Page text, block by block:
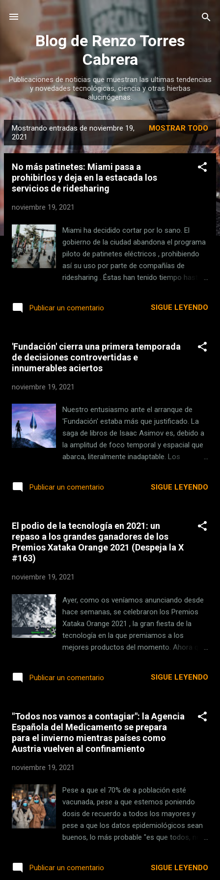
Ir al contenido principal
Blog de Renzo Torres
Cabrera
Publicaciones de noticias que muestran las ultimas tendencias
y novedades tecnológicas, ciencia y otras hierbas
alucinógenas.
E
n
Mostrando entradas de noviembre 19,
2021
MOSTRAR TODO
No más patinetes: Miami pasa a
prohibirlos y deja en la estacada los
servicios de ridesharing
noviembre 19, 2021
Miami ha decidido cortar por lo sano. El
gobierno de la ciudad abandona el programa
piloto de patinetes eléctricos , prohibiendo
así su uso por parte de compañías de
ridesharing . Éstas han tenido tiempo hasta
compartiendo por la ciudad. Fuente de
de varios medios en 2019, cuando tuvo que
retirar todos esos patinetes ante la llegada
de un huracán que podría haber provocado
un scooternado con esos vehículos
los fuertes vientos. La decisión ha sido tan
repentina que ha pillado completamente
desprevenidas a compañías como Lyft , que
tenían en marcha servicios para compartir
esos patinetes en Miami. Caroline
"extremadamente decepcionados"
Publicar un comentario SIGUE LEYENDO
'Fundación' cierra una primera temporada
de decisiones controvertidas e
innumerables aciertos
noviembre 19, 2021
Nuestro entusiasmo ante el arranque de
'Fundación' estaba más que justificado. La
saga de libros de Isaac Asimov es, debido a
la amplitud de foco temporal y espacial que
abarca, literalmente inadaptable. Los
y unos personajes de complejidad suficiente
novelas. Hablábamos de cómo la serie
acertaba al plantear bajar a tierra una serie
de conflictos entre civilizaciones que en las
abstracta, a veces solo contando, por
décadas entre dos planetas. También
juzgamos positivamente que 'Fundación'
arrancara escogiendo unos cuantos
anclajes (Salvor Hardin, Gaal Dornick, Hari
Seldon, el Emperador y poco más) y
la ciencia-ficción telev...
Publicar un comentario SIGUE LEYENDO
El podio de la tecnología en 2021: un
repaso a los grandes ganadores de los
Premios Xataka Orange 2021 (Despeja la X
#163)
noviembre 19, 2021
Ayer, como os veníamos anunciando desde
hace semanas, se celebraron los Premios
Xataka Orange 2021 , la gran fiesta de la
tecnología en la que premiamos a los
mejores productos del momento. Ahora que
mejor de la tecnología en 2021 . Repasamos
hasta el coche más tecnológico, pasando
por el mejor portátil o el videojuego del año.
Para comentar sobre los ganadores hemos
invitado a nuestro 'Despeja la X' a Jose
García ( @josedextro ), editor en Xataka, y un
también editor en Xataka. La producción,
como siempre, corre a cargo del
incombustible Santi Araújo ( @santiaraujo ).
Escucha y suscríbete a 'Despeja la X' A
continuación puedes escuchar el episodio
plataformas en las que estamos, as...
Publicar un comentario SIGUE LEYENDO
"Todos nos vamos a contagiar": la Agencia
Española del Medicamento se prepara
para el invierno mientras países como
Austria vuelven al confinamiento
noviembre 19, 2021
Pese a que el 70% de a población esté
vacunada, pese a que estemos poniendo
dosis de recuerdo a todos los mayores y
pese a que los datos epidemiológicos sean
buenos, lo más probable "es que todos, nos
faringitis". Esa ha sido la idea central que ha
Publicar un comentario SIGUE LEYENDO